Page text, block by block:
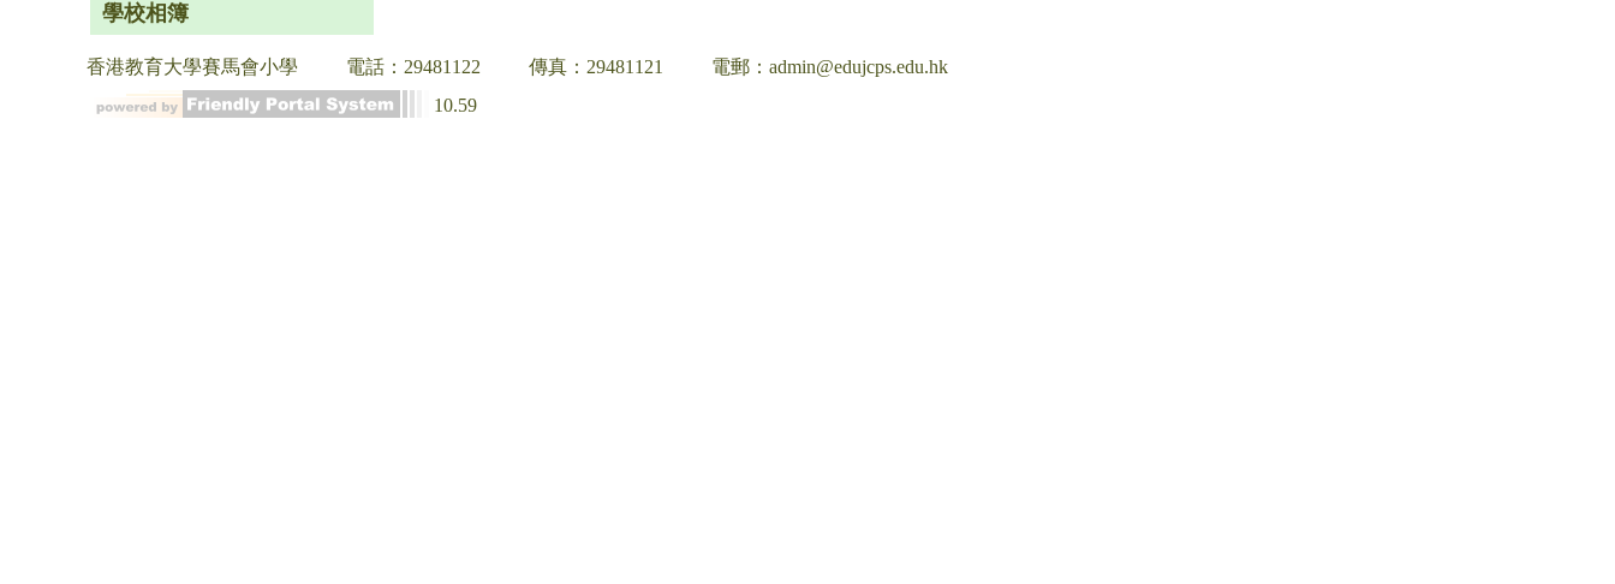
學校相簿
香港教育大學賽馬會小學 電話：29481122 傳真：29481121
電郵：admin@edujcps.edu.hk
10.59